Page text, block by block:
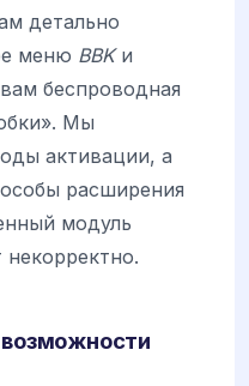
детально
меню BBKи
беспроводная
Мы
активации, а
расширения
модуль
некорректно.